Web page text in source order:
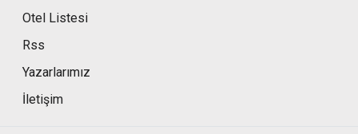
Otel Listesi
Rss
Yazarlarımız
İletişim